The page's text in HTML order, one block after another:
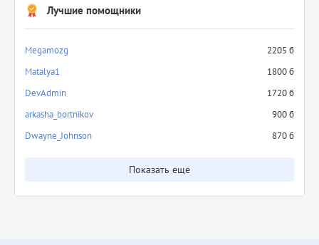
Лучшие помощники
Megamozg
2205 б
Matalya1
1800 б
DevAdmin
1720 б
arkasha_bortnikov
900 б
Dwayne_Johnson
870 б
Показать еще